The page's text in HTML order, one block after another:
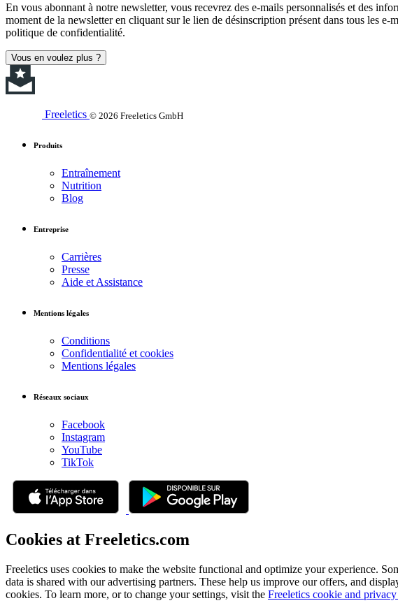
En vous abonnant à notre newsletter, vous recevrez des e-mails personnalisés et des
moment de la newsletter en cliquant sur le lien de désinscription présent dans tous les
politique de confidentialité.
Vous en voulez plus ?
Freeletics © 2026 Freeletics GmbH
Produits
Entraînement
Nutrition
Blog
Entreprise
Carrières
Presse
Aide et Assistance
Mentions légales
Conditions
Confidentialité et cookies
Mentions légales
Réseaux sociaux
Facebook
Instagram
YouTube
TikTok
Cookies at Freeletics.com
Freeletics uses cookies to make the website functional and optimize your experience.
data is shared with our advertising partners. These help us improve our offers, and
cookies. To learn more, or to change your settings, visit the Freeletics cookie and